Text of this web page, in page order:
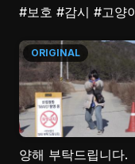
#보호 #감시 #고양
ORIGINAL
양해 부탁드립니다.